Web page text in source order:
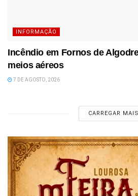
INFORMAÇÃO
Incêndio em Fornos de
meios aéreos
7 DE AGOSTO, 2026
CARREGAR MAIS